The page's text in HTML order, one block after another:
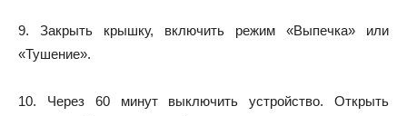
9. Закрыть крышку, включить режим «Выпечка» или
«Тушение».
10. Через 60 минут выключить устройство. Открыть